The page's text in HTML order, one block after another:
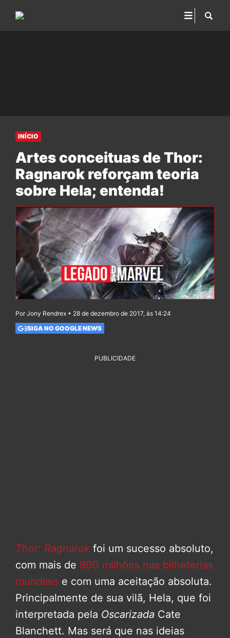
INÍCIO
Artes conceituas de Thor:
Ragnarok reforçam teoria
sobre Hela; entenda!
Por Jony Rendrex • 28 de dezembro de 2017, às 14:24
SIGA NO GOOGLE NEWS
PUBLICIDADE
Thor: Ragnarok foi um sucesso absoluto,
com mais de 800 milhões nas bilheterias
mundiais e com uma aceitação absoluta.
Principalmente de sua vilã, Hela, que foi
interpretada pela Oscarizada Cate
Blanchett. Mas será que nas ideias